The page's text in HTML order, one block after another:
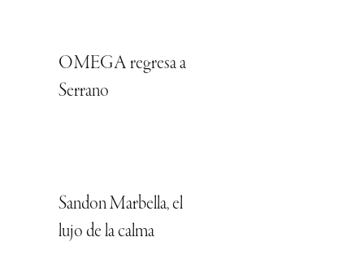
OMEGA regresa a
Serrano
Sandon Marbella, el
lujo de la calma